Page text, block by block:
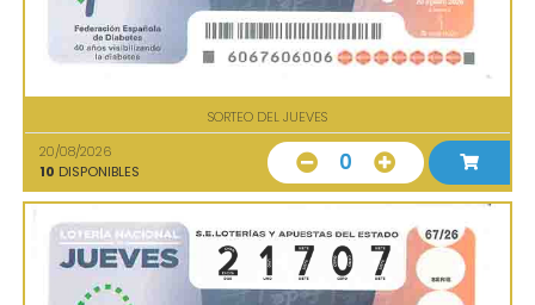
SORTEO DEL JUEVES
20/08/2026
10 DISPONIBLES 0